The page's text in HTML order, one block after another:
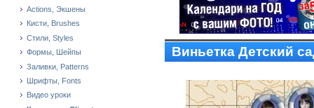
Actions, Экшены
Кисти, Brushes
Стили, Styles
Формы, Шейпы
Заливки, Patterns
Шрифты, Fonts
Видео уроки
Виньетка Детский